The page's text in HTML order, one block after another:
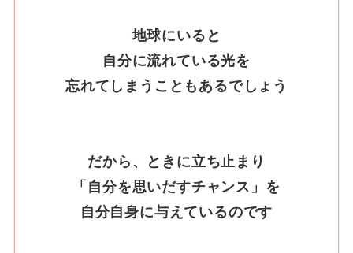
地球にいると
自分に流れている光を
忘れてしまうこともあるでしょう
だから、ときに立ち止まり
「自分を思いだすチャンス」を
自分自身に与えているのです